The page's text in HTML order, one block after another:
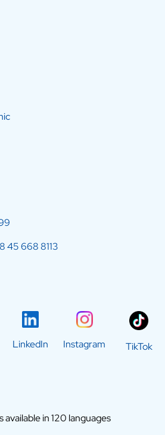
45 668 8113
LinkedIn Instagram TikTok
in 120 languages